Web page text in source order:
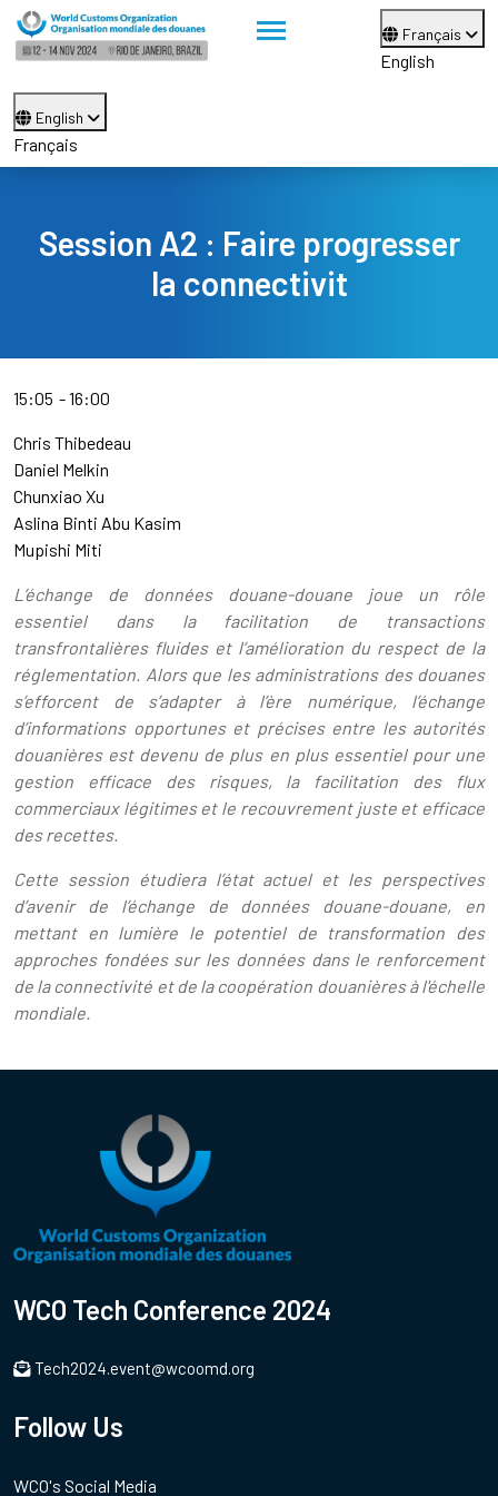
Français
English
English
Français
Session A2 : Faire progresser
la connectivit
15:05 16:00
Chris Thibedeau
Daniel Melkin
Chunxiao Xu
Aslina Binti Abu Kasim
Mupishi Miti
L’échange de données douane-douane joue un rôle
essentiel dans la facilitation de transactions
transfrontalières fluides et l’amélioration du respect de la
réglementation. Alors que les administrations des douanes
s’efforcent de s’adapter à l’ère numérique, l’échange
d’informations opportunes et précises entre les autorités
douanières est devenu de plus en plus essentiel pour une
gestion efficace des risques, la facilitation des flux
commerciaux légitimes et le recouvrement juste et efficace
des recettes.
Cette session étudiera l’état actuel et les perspectives
d’avenir de l’échange de données douane-douane, en
mettant en lumière le potentiel de transformation des
approches fondées sur les données dans le renforcement
de la connectivité et de la coopération douanières à l'échelle
mondiale.
WCO Tech Conference 2024
Tech2024.event@wcoomd.org
Follow Us
WCO's Social Media